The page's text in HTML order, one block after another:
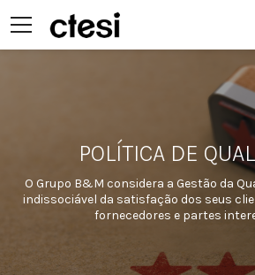
POLÍTICA DE
O Grupo B&M considera a Gestão da
indissociável da satisfação dos seus
fornecedores e partes